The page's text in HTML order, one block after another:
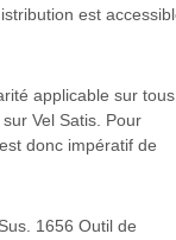
est
applicable sur
Vel Satis. Pour
donc impératif de
1656 Outil de